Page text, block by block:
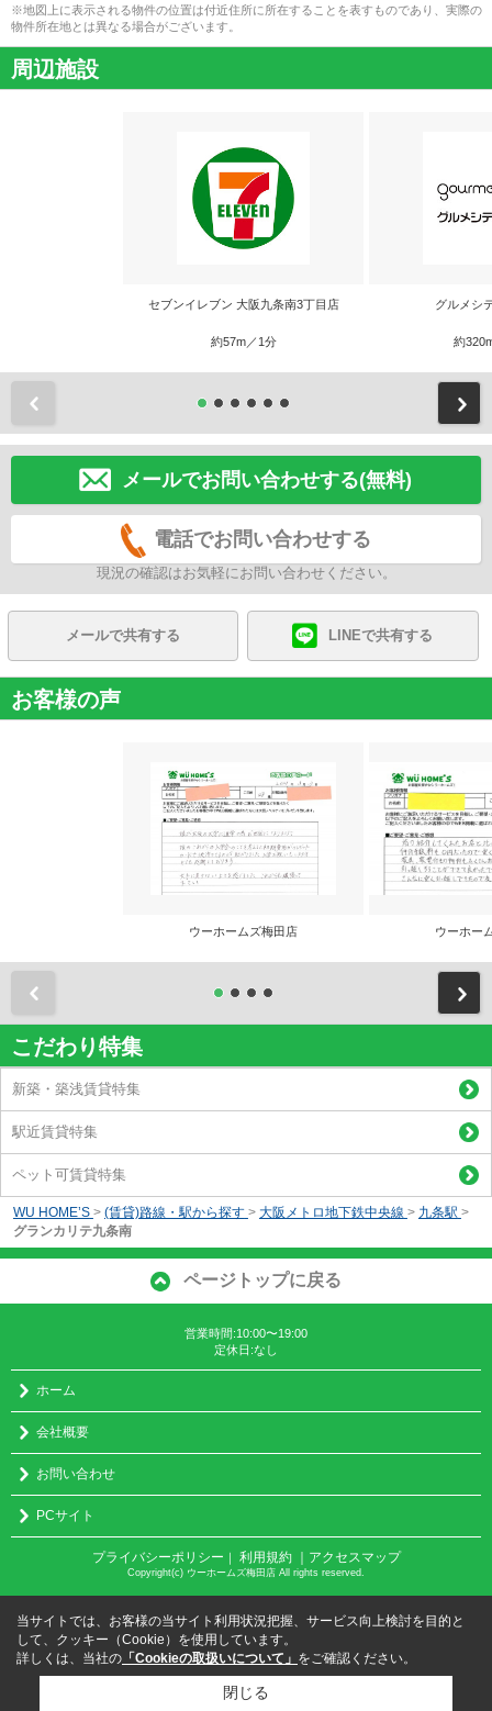
※地図上に表示される物件の位置は付近住所に所在することを表すものであり、実際の
物件所在地とは異なる場合がございます。
周辺施設
セブンイレブン 大阪九条南3丁目店
約57m／1分
グルメシ
約
メールでお問い合わせする(無料)
電話でお問い合わせする
現況の確認はお気軽にお問い合わせください。
メールで共有する LINEで共有する
お客様の声
ウーホームズ梅田店 ウーホー
こだわり特集
新築・築浅賃貸特集
駅近賃貸特集
ペット可賃貸特集
WU HOME’S > (賃貸)路線・駅から探す > 大阪メトロ地下鉄中央線 > 九条駅 >
グランカリテ九条南
ページトップに戻る
営業時間:10:00〜19:00
定休日:なし
ホーム
会社概要
お問い合わせ
PCサイト
プライバシーポリシー 利用規約 ｜アクセスマップ
Copyright(c) ウーホームズ梅田店 All rights reserved.
当サイトでは、お客様の当サイト利用状況把握、サービス向上検討を目的と
して、クッキー（Cookie）を使用しています。
詳しくは、当社の 「Cookieの取扱いについて」 をご確認ください。
閉じる